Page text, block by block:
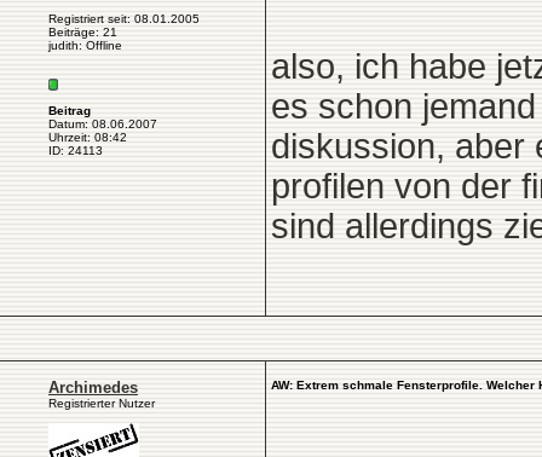
Registriert seit: 08.01.2005
Beiträge: 21
judith: Offline
Beitrag
Datum: 08.06.2007
Uhrzeit: 08:42
ID: 24113
also, ich habe
es schon
diskussion, aber
profilen von der
sind allerdings
Archimedes
Registrierter Nutzer
AW: Extrem schmale Fensterprofile. Welcher